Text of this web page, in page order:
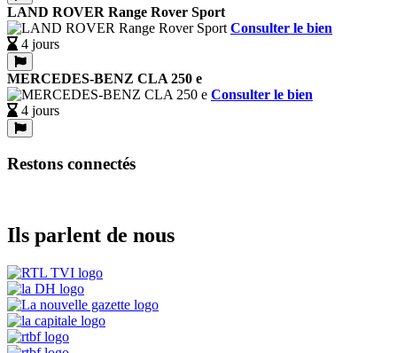
LAND ROVER Range Rover Sport
Consulter le bien
4 jours
MERCEDES-BENZ CLA 250 e
Consulter le bien
4 jours
Restons connectés
Ils parlent de nous